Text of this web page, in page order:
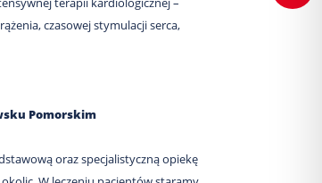
czasowej stymulacji serca,
Pomorskim
oraz specjalistyczną opiekę